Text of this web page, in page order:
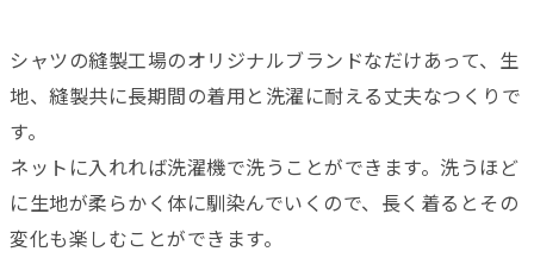
シャツの縫製工場のオリジナルブランドなだけあって、生
地、縫製共に長期間の着用と洗濯に耐える丈夫なつくりで
す。
ネットに入れれば洗濯機で洗うことができます。洗うほど
に生地が柔らかく体に馴染んでいくので、長く着るとその
変化も楽しむことができます。